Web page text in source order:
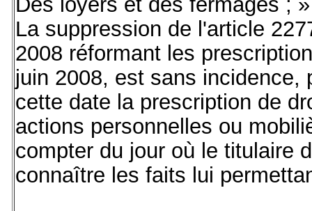
La suppression de l'article
2008 réformant les
juin 2008, est sans incidence,
cette date la prescription de
actions personnelles ou
compter du jour où le titulaire
connaître les faits lui